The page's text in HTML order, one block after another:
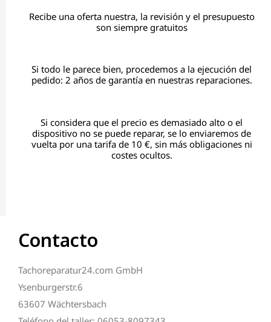
Recibe una oferta nuestra, la revisión y el presupuesto
son siempre gratuitos
Si todo le parece bien, procedemos a la ejecución del
pedido: 2 años de garantía en nuestras reparaciones.
Si considera que el precio es demasiado alto o el
dispositivo no se puede reparar, se lo enviaremos de
vuelta por una tarifa de 10 €, sin más obligaciones ni
costes ocultos.
Contacto
Tachoreparatur24.com GmbH
Ysenburgerstr.6
63607 Wächtersbach